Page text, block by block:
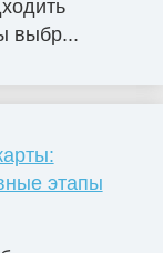
выбр...
этапы